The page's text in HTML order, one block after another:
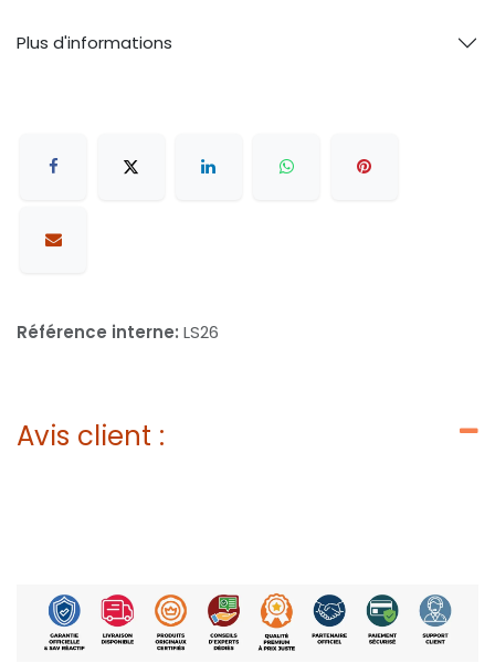
Plus d'informations
Référence interne: LS26
Avis client :